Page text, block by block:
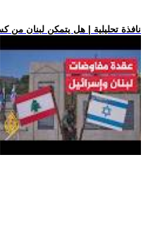
.. نافذة تحليلية | هل يتمكن لبنان